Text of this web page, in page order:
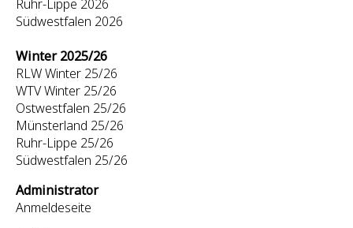
Ruhr-Lippe 2026
Südwestfalen 2026
Winter 2025/26
RLW Winter 25/26
WTV Winter 25/26
Ostwestfalen 25/26
Münsterland 25/26
Ruhr-Lippe 25/26
Südwestfalen 25/26
Administrator
Anmeldeseite